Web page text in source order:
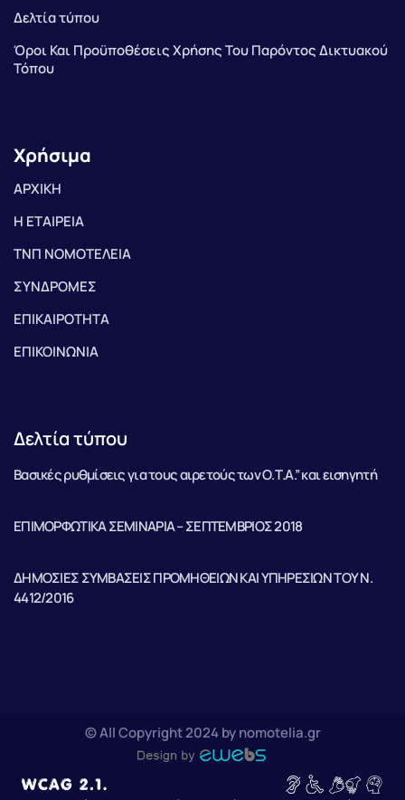
Δελτία τύπου
Όροι Και Προϋποθέσεις Χρήσης Του Παρόντος Δικτυακού
Τόπου
Χρήσιμα
ΑΡΧΙΚΗ
Η ΕΤΑΙΡΕΙΑ
ΤΝΠ ΝΟΜΟΤΕΛΕΙΑ
ΣΥΝΔΡΟΜΕΣ
ΕΠΙΚΑΙΡΟΤΗΤΑ
ΕΠΙΚΟΙΝΩΝΙΑ
Δελτία τύπου
Βασικές ρυθμίσεις για τους αιρετούς των Ο.Τ.Α.” και εισηγητή
ΕΠΙΜΟΡΦΩΤΙΚΑ ΣΕΜΙΝΑΡΙΑ – ΣΕΠΤΕΜΒΡΙΟΣ 2018
ΔΗΜΟΣΙΕΣ ΣΥΜΒΑΣΕΙΣ ΠΡΟΜΗΘΕΙΩΝ ΚΑΙ ΥΠΗΡΕΣΙΩΝ ΤΟΥ Ν.
4412/2016
© All Copyright 2024 by nomotelia.gr